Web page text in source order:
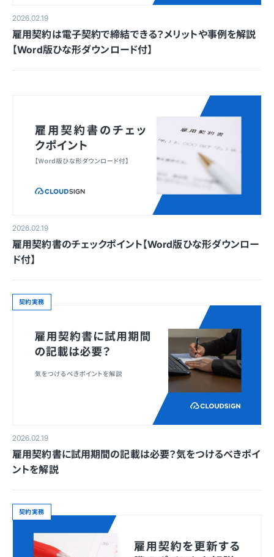
2026.02.19
雇用契約は電子契約で締結できる？メリットや事例を解説
【Word版ひな形ダウンロード付】
2026.02.19
雇用契約書のチェックポイント【Word版ひな形ダウンロー
ド付】
契約実務
2026.02.19
雇用契約書に試用期間の記載は必要？気をつけるべきポイ
ントを解説
契約実務